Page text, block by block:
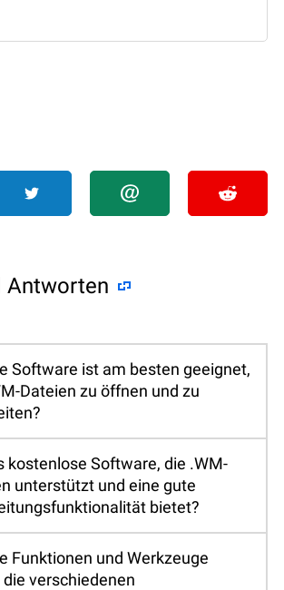
Antworten
Software ist am besten geeignet,
Dateien zu öffnen und zu
kostenlose Software, die .WM-
unterstützt und eine gute
bietet?
Funktionen und Werkzeuge
verschiedenen